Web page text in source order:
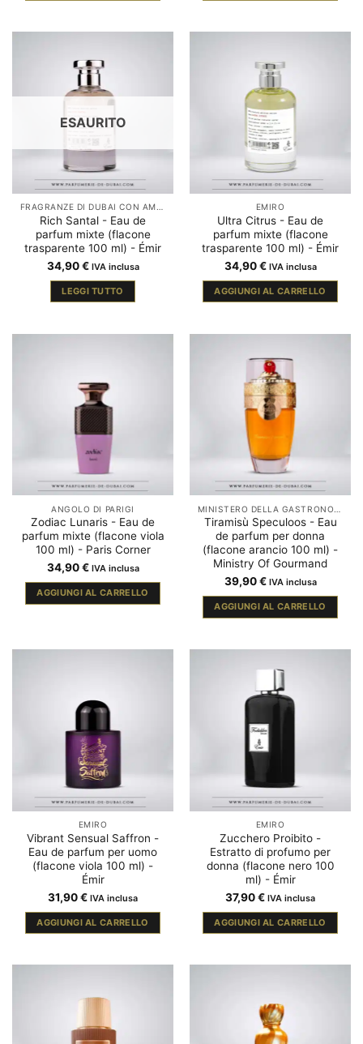
ESAURITO
Rich Santal - Eau de
parfum mixte (flacone
trasparente 100 ml) - Émir
34,90€ IVA inclusa
LEGGI TUTTO
EMIRO
Ultra Citrus - Eau de
parfum mixte (flacone
trasparente 100 ml) - Émir
34,90€ IVA inclusa
AGGIUNGI AL CARRELLO
ANGOLO DI PARIGI
Zodiac Lunaris - Eau de
parfum mixte (flacone viola
100 ml) - Paris Corner
34,90€ IVA inclusa
AGGIUNGI AL CARRELLO
Tiramisù Speculoos - Eau
de parfum per donna
(flacone arancio 100 ml) -
Ministry Of Gourmand
39,90€ IVA inclusa
AGGIUNGI AL CARRELLO
EMIRO
Vibrant Sensual Saffron -
Eau de parfum per uomo
(flacone viola 100 ml) -
Émir
31,90€ IVA inclusa
AGGIUNGI AL CARRELLO
EMIRO
Zucchero Proibito -
Estratto di profumo per
donna (flacone nero 100
ml) - Émir
37,90€ IVA inclusa
AGGIUNGI AL CARRELLO